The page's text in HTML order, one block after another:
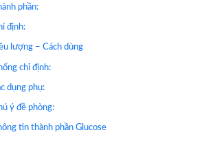
phần:
định:
lượng – Cách dùng
chỉ định:
dụng phụ:
ý đề phòng:
tin thành phần Glucose